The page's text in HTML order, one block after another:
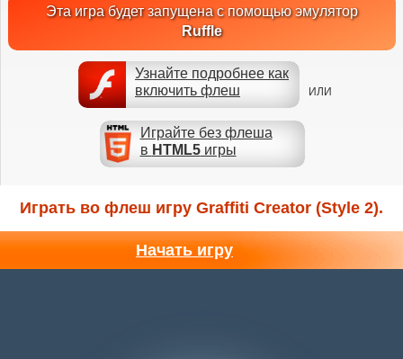
Эта игра будет запущена с помощью эмулятор
Ruffle
Узнайте подробнее как
включить флеш
ИЛИ
Играйте без флеша
в HTML5игры
Играть во флеш игру Graffiti Creator (Style 2).
Начать игру